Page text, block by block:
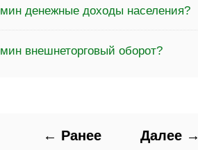
денежные доходы населения?
внешнеторговый оборот?
← Ранее Далее →